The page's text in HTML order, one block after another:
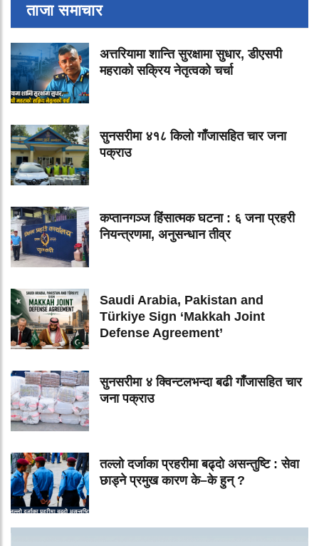
ताजा समाचार
अत्तरियामा शान्ति सुरक्षामा सुधार, डीएसपी
महराको सक्रिय नेतृत्वको चर्चा
सुनसरीमा ४१८ किलो गाँजासहित चार जना
पक्राउ
कप्तानगञ्ज हिंसात्मक घटना : ६ जना प्रहरी
नियन्त्रणमा, अनुसन्धान तीव्र
Saudi Arabia, Pakistan and
Türkiye Sign ‘Makkah Joint
Defense Agreement’
सुनसरीमा ४ क्विन्टलभन्दा बढी गाँजासहित चार
जना पक्राउ
तल्लो दर्जाका प्रहरीमा बढ्दो असन्तुष्टि : सेवा
छाड्ने प्रमुख कारण के–के हुन् ?